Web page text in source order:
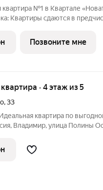
квартира №1 в Квартале
Квартиры сдаются в
по квартире. Обязательное
и
Позвоните мне
· 4 этаж из 5
,33
квартира по
своей доступностью на рынке